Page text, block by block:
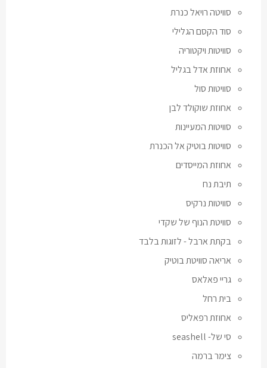
סוויטה רויאל כנרת
סוד הקסם הגלילי
סוויטות ויקטוריה
אחוזת אדל בגליל
סוויטות סול
אחוזת שוקולד לבן
סוויטות המעיינות
סוויטות בוטיק אל הכנרת
אחוזת המייסדים
תיבת נח
סוויטות נרקיס
סוויטת הנוף של שקדי
בקתת ארבל - לזוגות בלבד
אריאה סוויטת בוטיק
גריי פאלאס
בית רחל
אחוזת רפאליס
סי של- seashell
צימר ברמה